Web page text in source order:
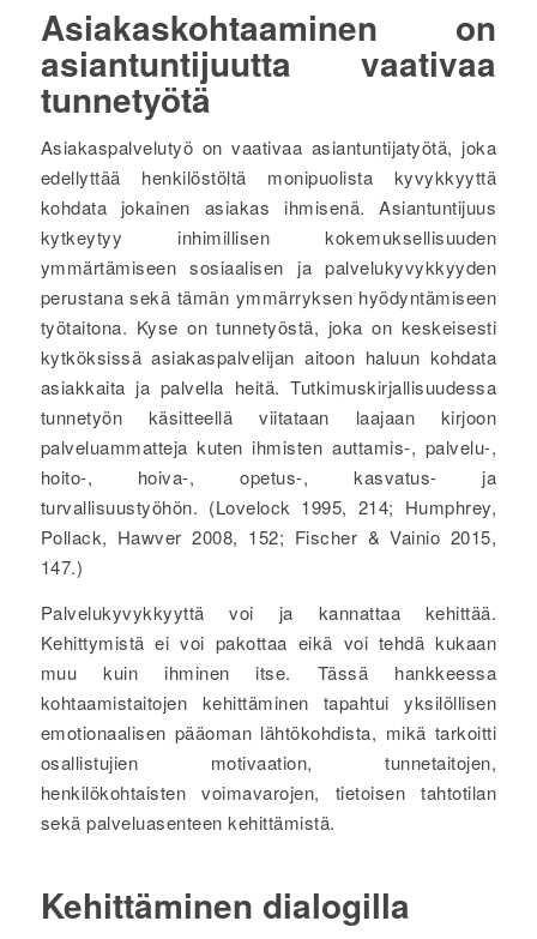
Asiakaskohtaaminen on
asiantuntijuutta vaativaa
tunnetyötä
Asiakaspalvelutyö on vaativaa asiantuntijatyötä, joka
edellyttää henkilöstöltä monipuolista kyvykkyyttä
kohdata jokainen asiakas ihmisenä. Asiantuntijuus
kytkeytyy inhimillisen kokemuksellisuuden
ymmärtämiseen sosiaalisen ja palvelukyvykkyyden
perustana sekä tämän ymmärryksen hyödyntämiseen
työtaitona. Kyse on tunnetyöstä, joka on keskeisesti
kytköksissä asiakaspalvelijan aitoon haluun kohdata
asiakkaita ja palvella heitä. Tutkimuskirjallisuudessa
tunnetyön käsitteellä viitataan laajaan kirjoon
palveluammatteja kuten ihmisten auttamis-, palvelu-,
hoito-, hoiva-, opetus-, kasvatus- ja
turvallisuustyöhön. (Lovelock 1995, 214; Humphrey,
Pollack, Hawver 2008, 152; Fischer & Vainio 2015,
147.)
Palvelukyvykkyyttä voi ja kannattaa kehittää.
Kehittymistä ei voi pakottaa eikä voi tehdä kukaan
muu kuin ihminen itse. Tässä hankkeessa
kohtaamistaitojen kehittäminen tapahtui yksilöllisen
emotionaalisen pääoman lähtökohdista, mikä tarkoitti
osallistujien motivaation, tunnetaitojen,
henkilökohtaisten voimavarojen, tietoisen tahtotilan
sekä palveluasenteen kehittämistä.
Kehittäminen dialogilla